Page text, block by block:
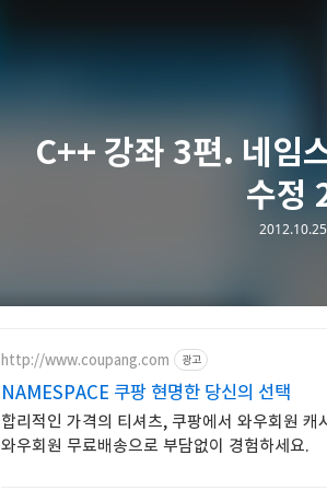
C++ 강좌 3편. 네
수정
http://www.coupang.com 광고
NAMESPACE 쿠팡 현명한 당신의 선택
합리적인 가격의 티셔츠, 쿠팡에서 와우회원
와우회원 무료배송으로 부담없이 경험하세요.